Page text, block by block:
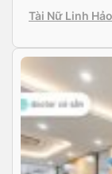
khi lựa chọn
Tài Nữ Linh Hảo